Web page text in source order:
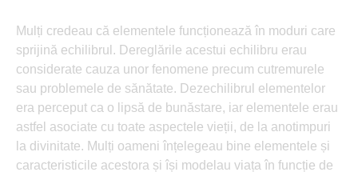
Mulți credeau că elementele funcționează în moduri care
sprijină echilibrul. Dereglările acestui echilibru erau
considerate cauza unor fenomene precum cutremurele
sau problemele de sănătate. Dezechilibrul elementelor
era perceput ca o lipsă de bunăstare, iar elementele erau
astfel asociate cu toate aspectele vieții, de la anotimpuri
la divinitate. Mulți oameni înțelegeau bine elementele și
caracteristicile acestora și își modelau viața în funcție de